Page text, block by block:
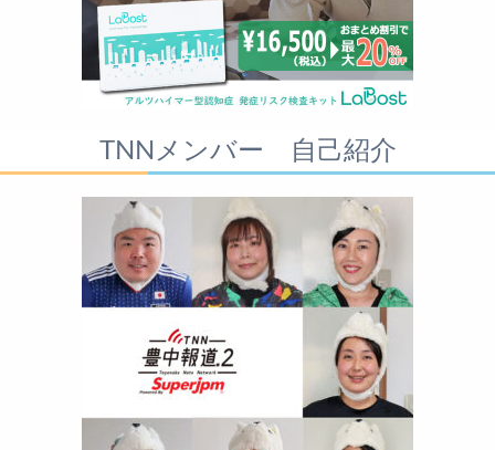
TNNメンバー 自己紹介